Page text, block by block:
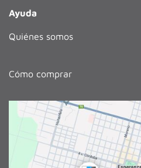
Ayuda
Quiénes somos
Cómo comprar